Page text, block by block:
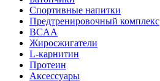
Спортивные напитки
Предтренировочный комплекс
BCAA
Жиросжигатели
L-карнитин
Протеин
Аксессуары